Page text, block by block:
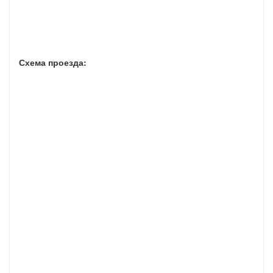
Схема проезда: